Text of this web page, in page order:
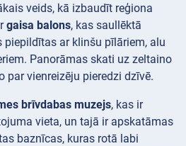
veids, kā izbaudīt reģiona
gaisa balons, kas saullēktā
piepildītas ar klinšu pīlāriem, alu
Panorāmas skati uz zeltaino
par vienreizēju pieredzi dzīvē.
brīvdabas muzejs, kas ir
vieta, un tajā ir apskatāmas
baznīcas, kuras rotā labi